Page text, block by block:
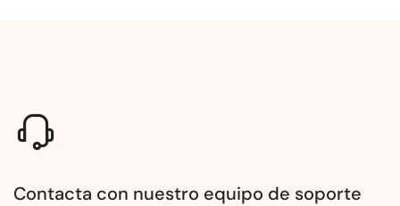
Contacta con nuestro equipo de soporte